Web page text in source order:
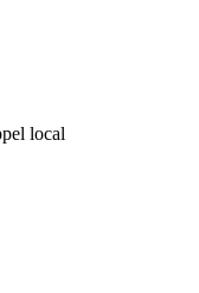
local